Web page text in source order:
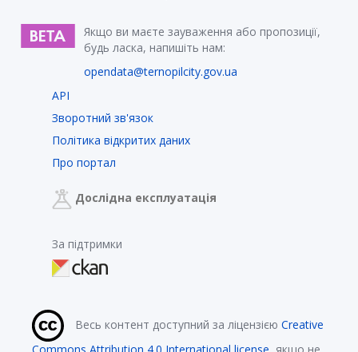
Якщо ви маєте зауваження або пропозиції,
будь ласка, напишіть нам:
opendata@ternopilcity.gov.ua
API
Зворотний зв'язок
Політика відкритих даних
Про портал
Дослідна експлуатація
За підтримки
Весь контент доступний за ліцензією Creative